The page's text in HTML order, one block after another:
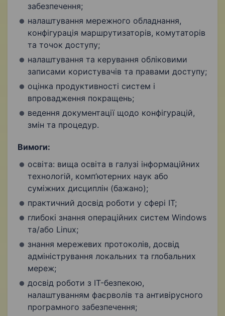
забезпечення;
налаштування мережного обладнання,
конфігурація маршрутизаторів, комутаторів
та точок доступу;
налаштування та керування обліковими
записами користувачів та правами доступу;
оцінка продуктивності систем і
впровадження покращень;
ведення документації щодо конфігурацій,
змін та процедур.
Вимоги:
освіта: вища освіта в галузі інформаційних
технологій, комп’ютерних наук або
суміжних дисциплін (бажано);
практичний досвід роботи у сфері IT;
глибокі знання операційних систем Windows
та/або Linux;
знання мережевих протоколів, досвід
адміністрування локальних та глобальних
мереж;
досвід роботи з IT-безпекою,
налаштуванням фаєрволів та антивірусного
програмного забезпечення;